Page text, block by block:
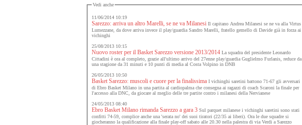
Vedi anche
11/06/2014 10:19
Sarezzo: arriva un altro Marelli, se ne va MilanesiIl capitano Andrea Milanesi se ne va alla Virtus
Lumezzane, da dove arriva invece il play/guardia Sandro Marelli, fratello gemello di Davide già in forza ai
vichinghi
25/08/2013 10:15
Nuovo roster per il Basket Sarezzo versione 2013/2014La squadra del presidente Leonardo
Cittadini è ora al completo, grazie all'ultimo arrivo del 27enne play/guardia Guglielmo Furlanis, reduce da
una stagione da 31 minuti e 10 punti di media al Costa Volpino in DNB
26/05/2013 10:50
Basket Sarezzo: muscoli e cuore per la finalissimaI vichinghi saretini battono 71-67 gli avversari
di Ebro Basket Milano in una partita al cardiopalma che consegna ai ragazzi di coach Scaroni la finale per
l'accesso alla DNC, da giocare al meglio delle tre partite contro i milanesi della Nervianese
24/05/2013 08:40
Ebro Basket Milano rimanda Sarezzo a gara 3Sul parquet milanese i vichinghi saretini sono stati
confitti 74-59, complice anche una 'serata no' dei suoi tiratori (22/35 ai liberi). Ora le due squadre si
giocheranno la qualificazione alla finale play-off sabato alle 20.30 nella palestra di via Verdi a Sarezzo